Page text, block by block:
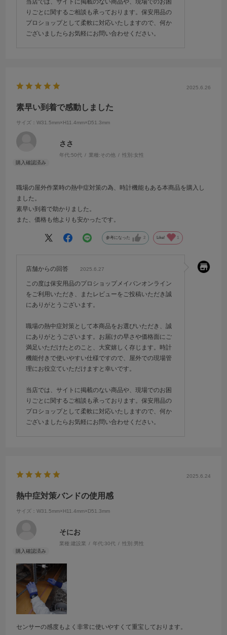
りごとに関するご相談も承っております。保安用品の
プロショップとして柔軟に対応いたしますので、何か
ございましたらお気軽にお問い合わせください。
2025.6.26
素早い到着で感動しました
サイズ：W31.5mm×H11.4mm×D51.3mm
ささ
年代:50代 業種: その他 性別:女性
職場の屋外作業時の熱中症対策の為、時計機能もある本商品を購入し
ました。
素早い到着で助かりました。
また、価格も他よりも安かったです。
参考になった 2 Like! 1
店舗からの回答 2025.6.27
この度は保安用品のプロショップメイバンオンライン
をご利用いただき、またレビューをご投稿いただき誠
にありがとうございます。
職場の熱中症対策として本商品をお選びいただき、誠
にありがとうございます。お届けの早さや価格面にご
満足いただけたとのこと、大変嬉しく存じます。時計
機能付きで使いやすい仕様ですので、屋外での現場管
理にお役立ていただけますと幸いです。
当店では、サイトに掲載のない商品や、現場でのお困
りごとに関するご相談も承っております。保安用品の
プロショップとして柔軟に対応いたしますので、何か
ございましたらお気軽にお問い合わせください。
2025.6.24
熱中症対策バンドの使用感
サイズ：W31.5mm×H11.4mm×D51.3mm
そにお
業種:建設業 年代:30代 性別:男性
センサーの感度もよく非常に使いやすくて重宝しております。